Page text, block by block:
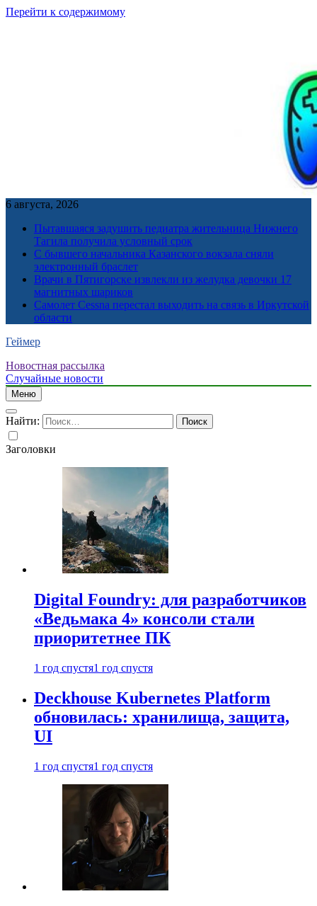
Перейти к содержимому
6 августа, 2026
Пытавшаяся задушить педиатра жительница Нижнего
Тагила получила условный срок
С бывшего начальника Казанского вокзала сняли
электронный браслет
Врачи в Пятигорске извлекли из желудка девочки 17
магнитных шариков
Самолет Cessna перестал выходить на связь в Иркутской
области
Геймер
Новостная рассылка
Случайные новости
Меню
Найти:
Заголовки
Digital Foundry: для разработчиков
«Ведьмака 4» консоли стали
приоритетнее ПК
1 год спустя1 год спустя
Deckhouse Kubernetes Platform
обновилась: хранилища, защита,
UI
1 год спустя1 год спустя